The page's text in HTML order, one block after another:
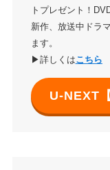
トプレゼント！
新作、放送中ドラ
ます。
▶詳しくはこちら
U-NEXT